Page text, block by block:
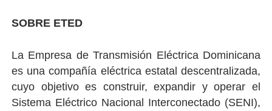
SOBRE ETED
La Empresa de Transmisión Eléctrica Dominicana
es una compañía eléctrica estatal descentralizada,
cuyo objetivo es construir, expandir y operar el
Sistema Eléctrico Nacional Interconectado (SENI),